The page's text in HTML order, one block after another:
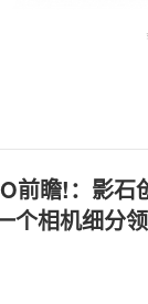
前瞻!：影石
个相机细分